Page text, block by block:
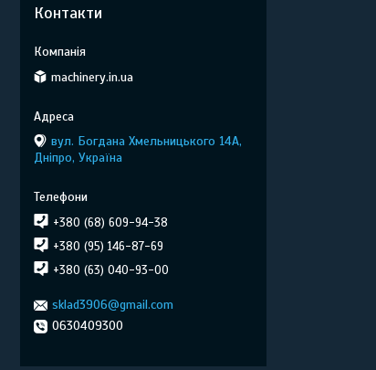
Контакти
machinery.in.ua
вул. Богдана Хмельницького 14А,
Дніпро, Україна
+380 (68) 609-94-38
+380 (95) 146-87-69
+380 (63) 040-93-00
sklad3906@gmail.com
0630409300